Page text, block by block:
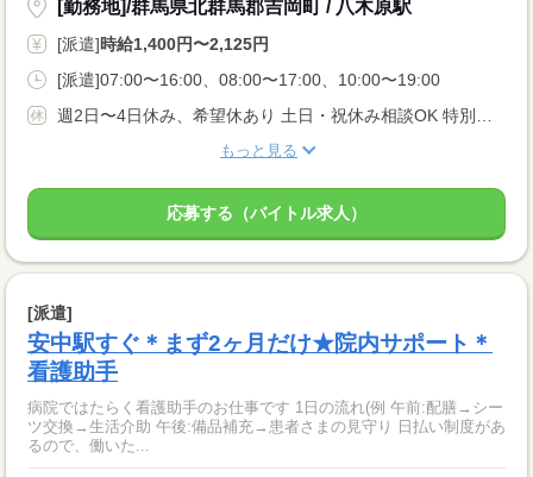
[勤務地]/群馬県北群馬郡吉岡町 / 八木原駅
[派遣]時給1,400円〜2,125円
[派遣]07:00〜16:00、08:00〜17:00、10:00〜19:00
もっと見る
応募する（バイトル求人）
[派遣]
安中駅すぐ＊まず2ヶ月だけ★院内サポート＊
看護助手
病院ではたらく看護助手のお仕事です 1日の流れ(例 午前:配膳→シー
ツ交換→生活介助 午後:備品補充→患者さまの見守り 日払い制度があ
るので、働いた...